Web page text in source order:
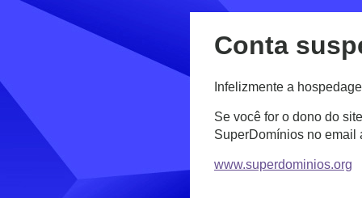
Conta
Infelizmente a
Se você for o dono do
SuperDomínios no email
www.superdominios.org